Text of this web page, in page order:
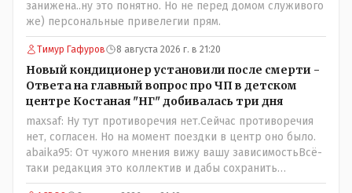
занижена..ну это понятно. Но не перед домом служивого
же) персональные привелегии прям.
Тимур Гафуров 8 августа 2026 г. в 21:20
Новый кондиционер установили после смерти -
Ответа на главный вопрос про ЧП в детском
центре Костаная "НГ" добивалась три дня
maxsaf: Ну тут противоречия нет.Сейчас противоречия
нет, согласен. Но на момент поездки в центр оно было.
abaika95: От чужого мнения вижу вашу зависимостьВсё-
таки редакция это коллектив и дабы сохранить
профессиональное лицо можно было бы и указать